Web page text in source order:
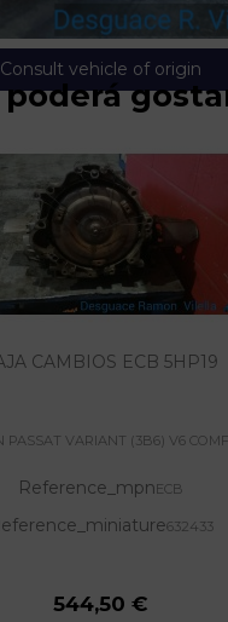
Consult vehicle of origin
CAMBIOS ECB 5HP19
VARIANT (3B6) V6
Reference_mpnECB
632433
544,50 €